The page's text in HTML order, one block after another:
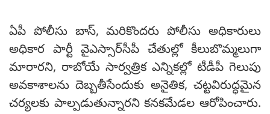
ఏపీ పోలీసు బాస్, మరికొందరు పోలీసు అధికారులు
అధికార పార్టీ వైఎస్సార్‌సీపీ చేతుల్లో కీలుబొమ్మలుగా
మారారని, రాబోయే సార్వత్రిక ఎన్నికల్లో టీడీపీ గెలుపు
అవకాశాలను దెబ్బతీసేందుకు అనైతిక, చట్టవిరుద్ధమైన
చర్యలకు పాల్పడుతున్నారని కనకమేడల ఆరోపించారు.